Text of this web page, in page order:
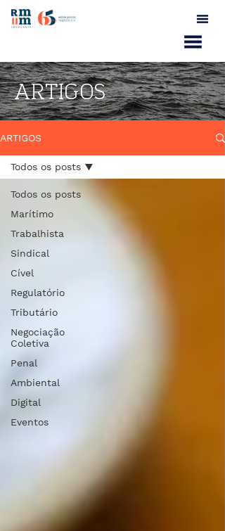
ARTIGOS
ARTIGOS
Todos os posts
Marítimo
Trabalhista
Sindical
Cível
Regulatório
Tributário
Negociação
Coletiva
Penal
Ambiental
Digital
Eventos
Todos os posts